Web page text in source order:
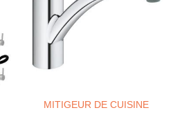
MITIGEUR DE CUISINE